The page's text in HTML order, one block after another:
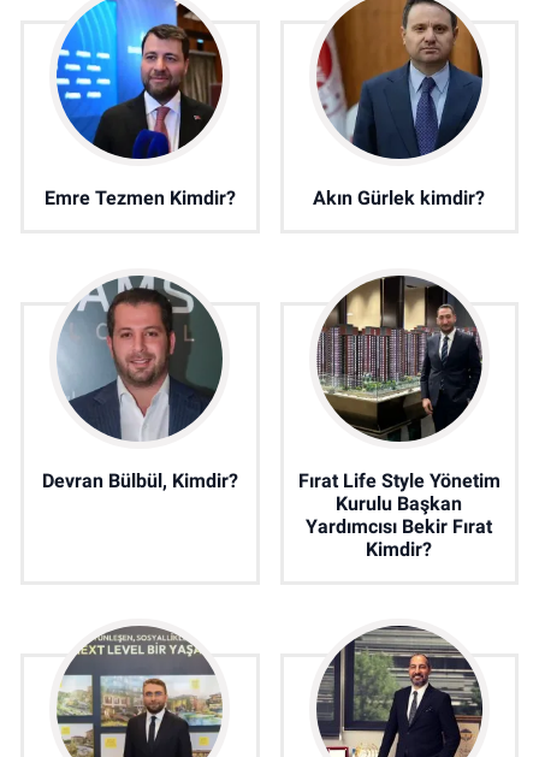
Emre Tezmen Kimdir? Akın Gürlek kimdir?
Devran Bülbül, Kimdir?
Fırat Life Style Yönetim
Kurulu Başkan
Yardımcısı Bekir Fırat
Kimdir?